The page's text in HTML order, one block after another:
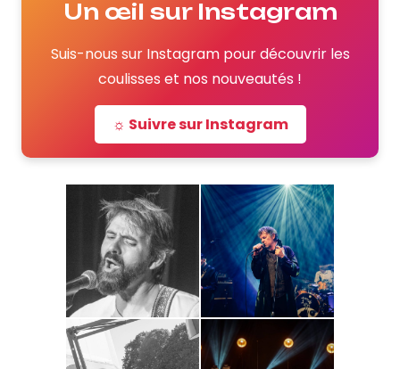
Un œil sur Instagram
Suis-nous sur Instagram pour découvrir les
coulisses et nos nouveautés !
☼ Suivre sur Instagram